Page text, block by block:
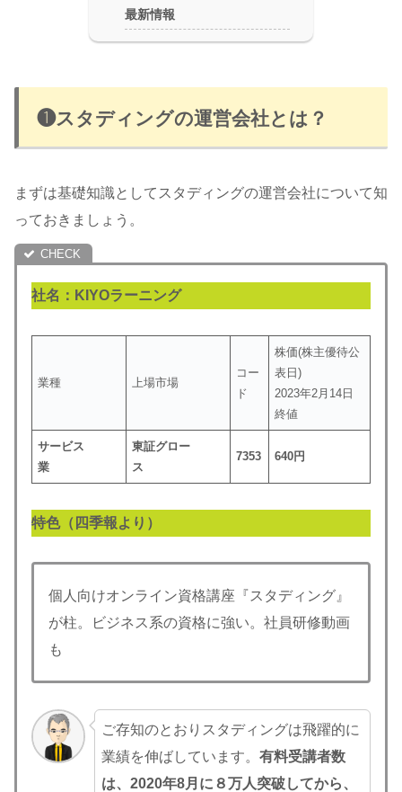
最新情報
❶スタディングの運営会社とは？
まずは基礎知識としてスタディングの運営会社について知
っておきましょう。
社名：KIYOラーニング
業種 上場市場
コー
ド
株価(株主優待公
表日)
2023年2月14日
終値
サービス
業
東証グロー
ス
7353 640円
特色（四季報より）
個人向けオンライン資格講座『スタディング』
が柱。ビジネス系の資格に強い。社員研修動画
も
ご存知のとおりスタディングは飛躍的に
業績を伸ばしています。有料受講者数
は、2020年8月に８万人突破してから、